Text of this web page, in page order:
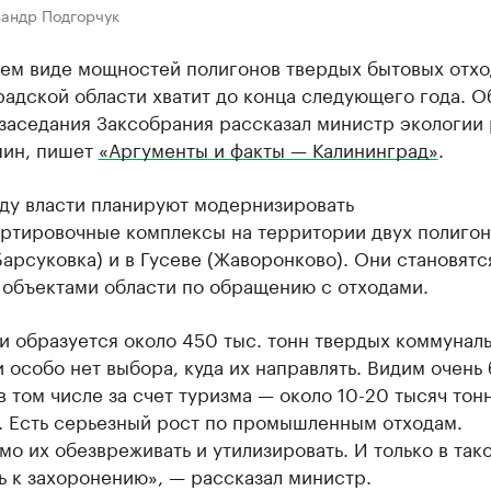
Подгорчук
виде мощностей полигонов твердых бытовых
области хватит до конца следующего года.
Заксобрания рассказал министр экологии
пишет «Аргументы и факты — Калининград»
власти планируют модернизировать
комплексы на территории двух
и в Гусеве (Жаворонково). Они
области по обращению с отходами.
образуется около 450 тыс. тонн твердых
особо нет выбора, куда их направлять. Видим
том числе за счет туризма — около 10-20 тысяч
Есть серьезный рост по промышленным отходам.
их обезвреживать и утилизировать. И только в
к захоронению», — рассказал министр.